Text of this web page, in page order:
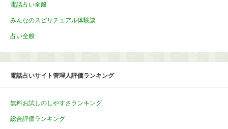
電話占い全般
みんなのスピリチュアル体験談
占い全般
電話占いサイト管理人評価ランキング
無料お試しのしやすさランキング
総合評価ランキング